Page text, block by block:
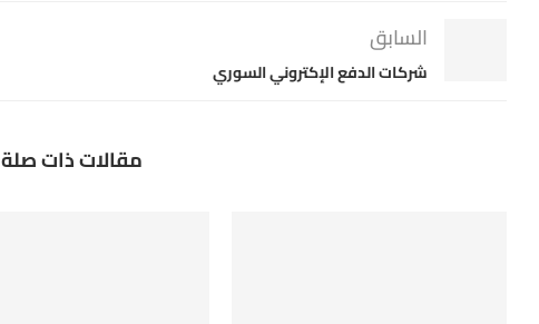
السابق
شركات الدفع الإكتروني السوري
مقالات ذات صلة